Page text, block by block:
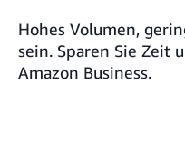
Hohes Volumen,
sein. Sparen Sie Zeit
Amazon Business.